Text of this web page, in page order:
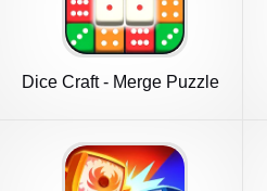
Dice Craft - Merge Puzzle